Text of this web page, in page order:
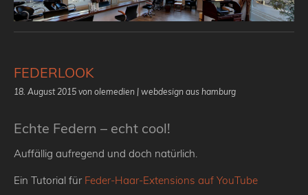
FEDERLOOK
18. August 2015 von olemedien | webdesign aus hamburg
Echte Federn – echt cool!
Auffällig aufregend und doch natürlich.
Ein Tutorial für Feder-Haar-Extensions auf YouTube